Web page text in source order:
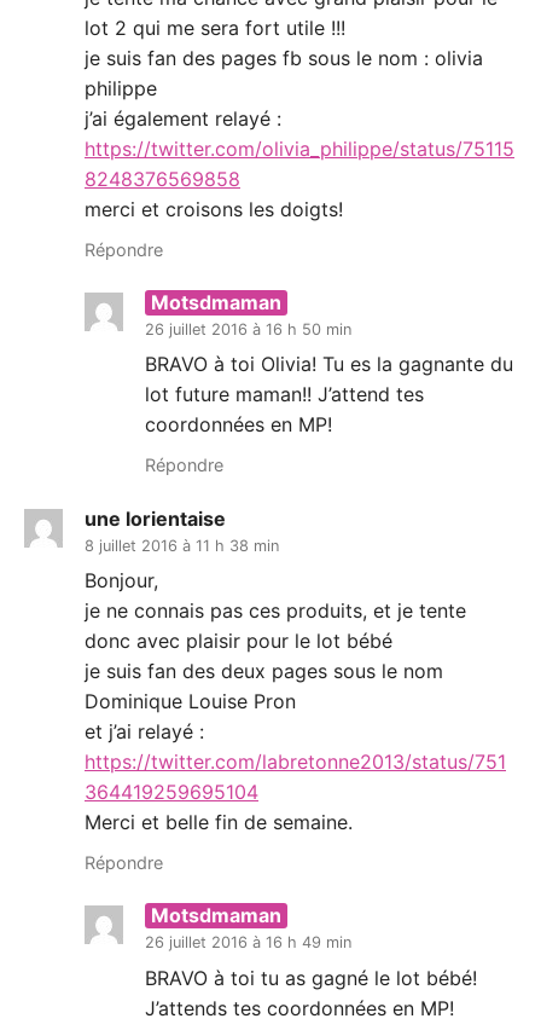
lot 2 qui me sera fort utile !!!
je suis fan des pages fb sous le nom : olivia
philippe
j’ai également relayé :
https://twitter.com/olivia_philippe/status/75115
8248376569858
merci et croisons les doigts!
Répondre
Motsdmaman
26 juillet 2016 à 16 h 50 min
BRAVO à toi Olivia! Tu es la gagnante du
lot future maman!! J’attend tes
coordonnées en MP!
Répondre
une lorientaise
8 juillet 2016 à 11 h 38 min
Bonjour,
je ne connais pas ces produits, et je tente
donc avec plaisir pour le lot bébé
je suis fan des deux pages sous le nom
Dominique Louise Pron
et j’ai relayé :
https://twitter.com/labretonne2013/status/751
364419259695104
Merci et belle fin de semaine.
Répondre
Motsdmaman
26 juillet 2016 à 16 h 49 min
BRAVO à toi tu as gagné le lot bébé!
J’attends tes coordonnées en MP!